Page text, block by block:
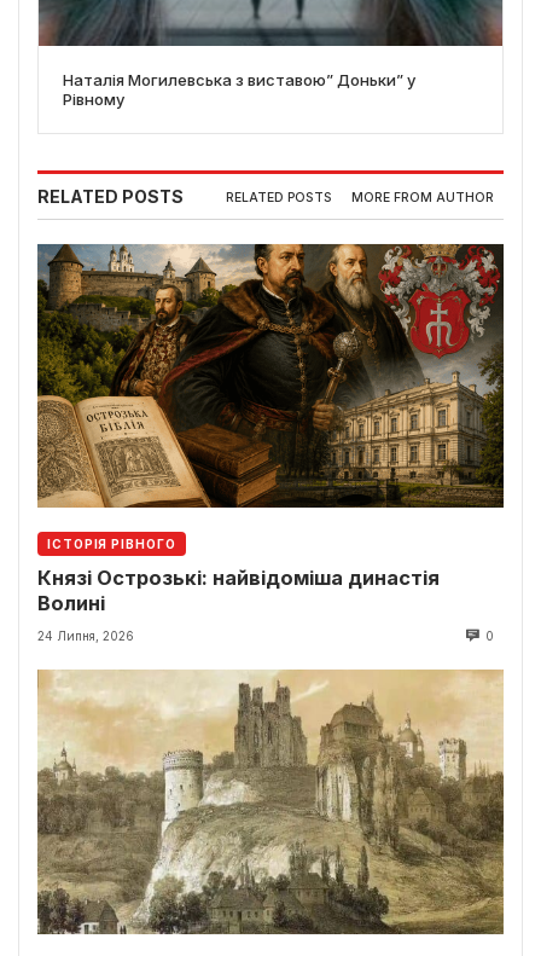
Наталія Могилевська з виставою” Доньки” у
Рівному
RELATED POSTS RELATED POSTS MORE FROM AUTHOR
ІСТОРІЯ РІВНОГО
Князі Острозькі: найвідоміша династія
Волині
24 Липня, 2026 0